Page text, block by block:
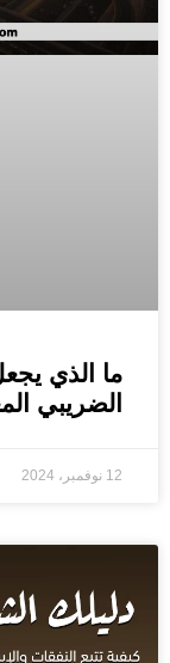
ما الذي
الضريبي
12 نوفمبر، 2024